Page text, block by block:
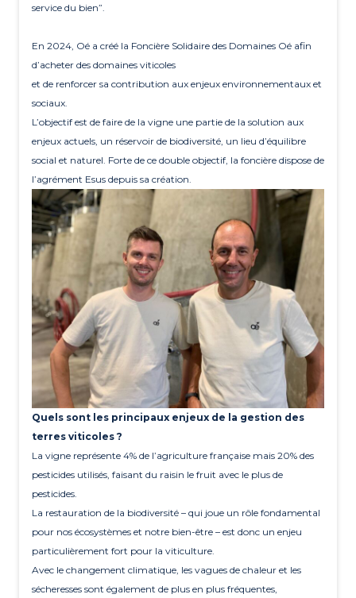
service du bien”.
En 2024, Oé a créé la Foncière Solidaire des Domaines Oé afin
d’acheter des domaines viticoles
et de renforcer sa contribution aux enjeux environnementaux et
sociaux.
L’objectif est de faire de la vigne une partie de la solution aux
enjeux actuels, un réservoir de biodiversité, un lieu d’équilibre
social et naturel. Forte de ce double objectif, la foncière dispose de
l’agrément Esus depuis sa création.
Quels sont les principaux enjeux de la gestion des
terres viticoles ?
La vigne représente 4% de l’agriculture française mais 20% des
pesticides utilisés, faisant du raisin le fruit avec le plus de
pesticides.
La restauration de la biodiversité – qui joue un rôle fondamental
pour nos écosystèmes et notre bien-être – est donc un enjeu
particulièrement fort pour la viticulture.
Avec le changement climatique, les vagues de chaleur et les
sécheresses sont également de plus en plus fréquentes,